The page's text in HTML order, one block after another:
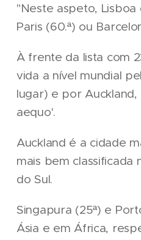
"Neste aspeto, Lisboa
Paris (60.ª) ou
À frente da lista com
vida a nível mundial
lugar) e por
aequo'.
Auckland é a cidade
mais bem
do Sul.
Singapura (25ª) e
Ásia e em África,